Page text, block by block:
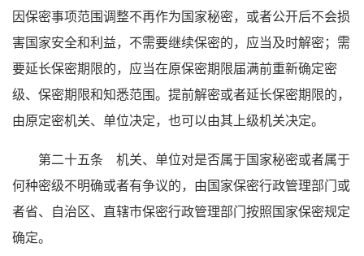
因保密事项范围调整不再作为国家秘密，或者公开后不会损
害国家安全和利益，不需要继续保密的，应当及时解密；需
要延长保密期限的，应当在原保密期限届满前重新确定密
级、保密期限和知悉范围。提前解密或者延长保密期限的，
由原定密机关、单位决定，也可以由其上级机关决定。
第二十五条 机关、单位对是否属于国家秘密或者属于
何种密级不明确或者有争议的，由国家保密行政管理部门或
者省、自治区、直辖市保密行政管理部门按照国家保密规定
确定。